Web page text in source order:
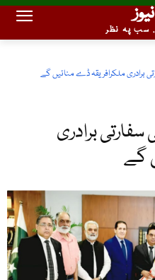
سب پہ نظر
برادری ملکرافریقہ ڈے منائیں گے
سفارتی برادری
گے